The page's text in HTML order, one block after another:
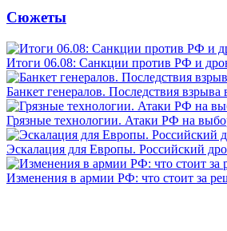
Сюжеты
Итоги 06.08: Санкции против РФ и
Банкет генералов. Последствия взрыва
Грязные технологии. Атаки РФ на
Эскалация для Европы. Российский
Изменения в армии РФ: что стоит за